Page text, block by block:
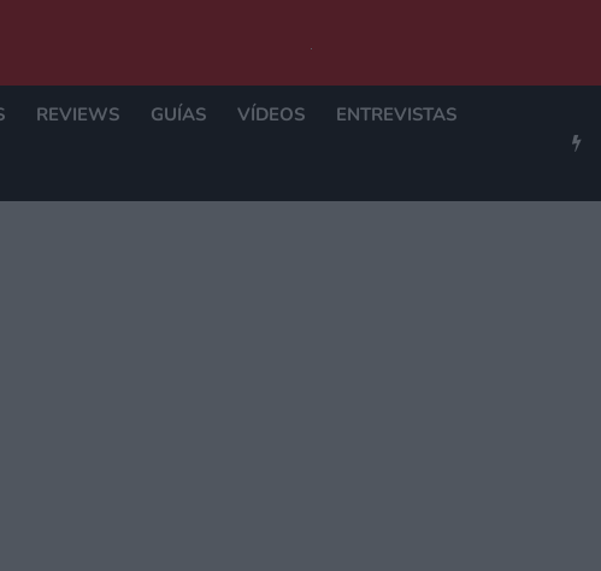
REVIEWS GUÍAS VÍDEOS ENTREVISTAS